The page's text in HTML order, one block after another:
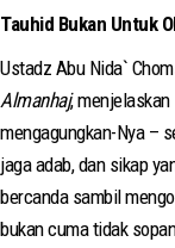
Tauhid Bukan Untuk
Ustadz Abu Nida`
Almanhaj,
mengagungkan-Nya –
jaga adab, dan sikap
bercanda sambil
bukan cuma tidak